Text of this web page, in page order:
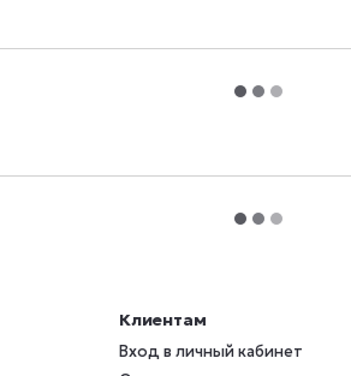
Клиентам
Вход в личный кабинет